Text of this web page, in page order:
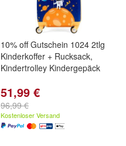
10% off Gutschein 1024 2tlg
Kinderkoffer + Rucksack,
Kindertrolley Kindergepäck
51,99 €
96,99 €
Kostenloser Versand